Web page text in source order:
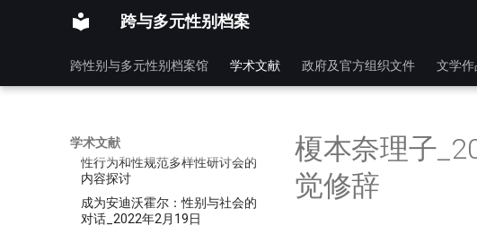
跨与多元性别档案
跨性别与多元性别档案馆 学术文献 政府及官方组织文件 文学
学术文献
性别文化差异给跨性别文化交际
带来的矛盾与困惑
性别治理_性／別研究丛書
与研究取向
性行为和性规范多样性研讨会的
内容探讨
成为安迪沃霍尔：性别与社会的
对话_2022年2月19日
榎本奈理子
觉修辞